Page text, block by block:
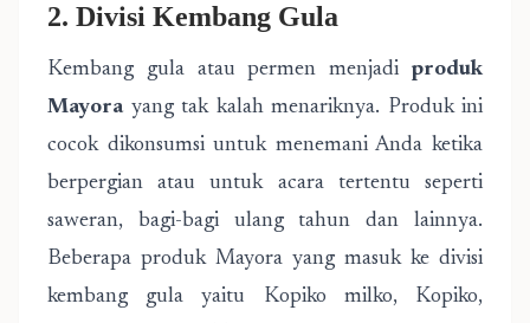
2. Divisi Kembang Gula
Kembang gula atau permen menjadi produk
Mayora yang tak kalah menariknya. Produk ini
cocok dikonsumsi untuk menemani Anda ketika
berpergian atau untuk acara tertentu seperti
saweran, bagi-bagi ulang tahun dan lainnya.
Beberapa produk Mayora yang masuk ke divisi
kembang gula yaitu Kopiko milko, Kopiko,